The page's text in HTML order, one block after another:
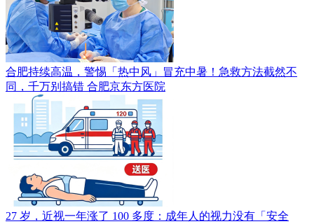
合肥持续高温，警惕「热中风」冒充中暑！急救方法截然不
同，千万别搞错 合肥京东方医院
27 岁，近视一年涨了 100 多度：成年人的视力没有「安全